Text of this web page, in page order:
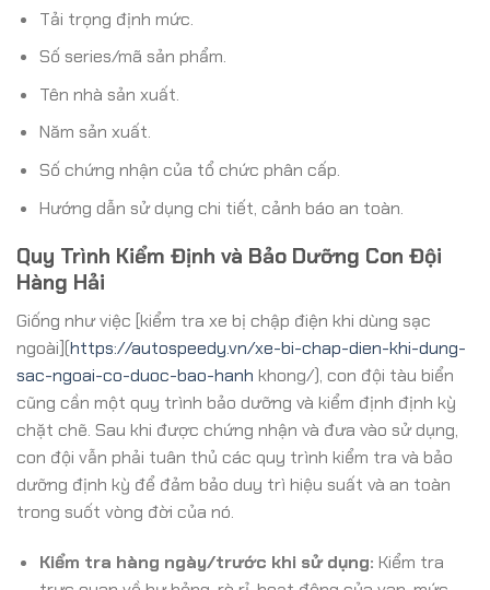
Tải trọng định mức.
Số series/mã sản phẩm.
Tên nhà sản xuất.
Năm sản xuất.
Số chứng nhận của tổ chức phân cấp.
Hướng dẫn sử dụng chi tiết, cảnh báo an toàn.
Quy Trình Kiểm Định và Bảo Dưỡng Con Đội
Hàng Hải
Giống như việc [kiểm tra xe bị chập điện khi dùng sạc
ngoài](https://autospeedy.vn/xe-bi-chap-dien-khi-dung-
sac-ngoai-co-duoc-bao-hanh khong/), con đội tàu biển
cũng cần một quy trình bảo dưỡng và kiểm định định kỳ
chặt chẽ. Sau khi được chứng nhận và đưa vào sử dụng,
con đội vẫn phải tuân thủ các quy trình kiểm tra và bảo
dưỡng định kỳ để đảm bảo duy trì hiệu suất và an toàn
trong suốt vòng đời của nó.
Kiểm tra hàng ngày/trước khi sử dụng: Kiểm tra